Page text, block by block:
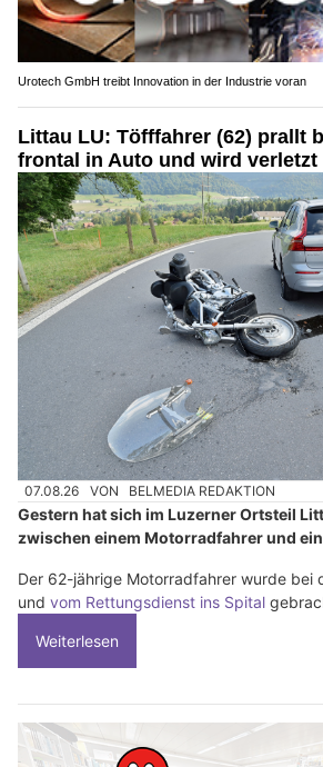
Urotech GmbH treibt Innovation in der Industrie voran
Littau LU: Töfffahrer (62) prallt
frontal in Auto und wird verletzt
07.08.26 VON BELMEDIA REDAKTION
Gestern hat sich im Luzerner Ortsteil
zwischen einem Motorradfahrer und
Der 62-jährige Motorradfahrer wurde bei
und vom Rettungsdienst ins Spital
Weiterlesen